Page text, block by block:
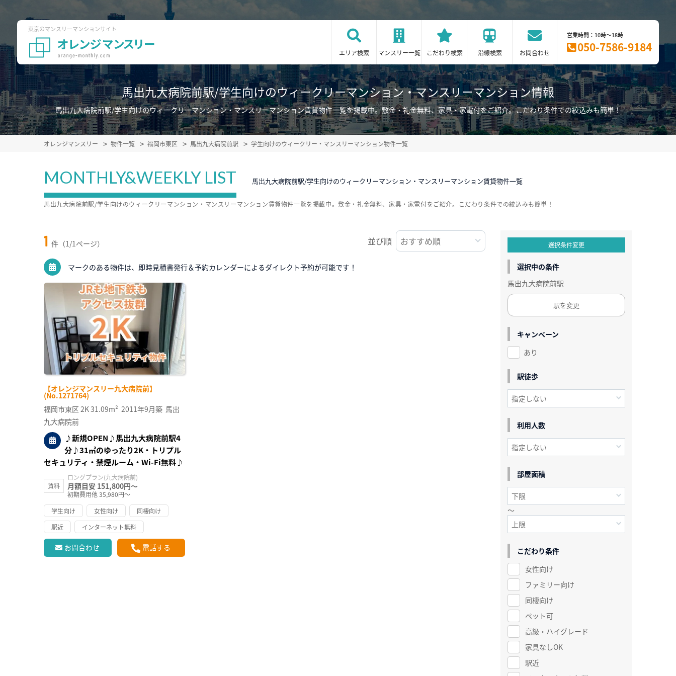
東京のマンスリーマンションサイト
エリア検索 マンスリー一覧 こだわり検索 沿線検索 お問合わせ
営業時間：10時～18時
050-7586-9184
馬出九大病院前駅/学生向けのウィークリーマンション・マンスリーマンション情報
馬出九大病院前駅/学生向けのウィークリーマンション・マンスリーマンション賃貸物件一覧を掲載中。敷金・礼金無料、家具・家電付をご紹介。こだわり条件での絞込みも簡単！
オレンジマンスリー 物件一覧 福岡市東区 馬出九大病院前駅 学生向けのウィークリー・マンスリーマンション物件一覧
MONTHLY&WEEKLY LIST 馬出九大病院前駅/学生向けのウィークリーマンション・マンスリーマンション賃貸物件一覧
1 件（1/1ページ） 並び順
マークのある物件は、即時見積書発行＆予約カレンダーによるダイレクト予約が可能です！
【オレンジマンスリー九大病院前】
(No.1271764)
福岡市東区 2K31.09m² 2011年9月築 馬出
九大病院前
♪新規OPEN♪馬出九大病院前駅4
分♪31㎡のゆったり2K・トリプル
セキュリティ・禁煙ルーム・Wi-Fi無料♪
賃料
ロングプラン(九大病院前)
月額目安 151,800円～
初期費用他 35,980円～
学生向け
女性向け
同棲向け
駅近
インターネット無料
お問合わせ 電話する
馬出九大病院前駅/学生向けのウィークリーマンション・マンスリーマンション賃貸物件一覧を掲載中。敷金・礼金無料、家具・家電付をご紹介。こだわり条件での絞込みも簡単！
選択条件変更
選択中の条件
馬出九大病院前駅
駅を変更
キャンペーン
あり
駅徒歩
利用人数
部屋面積
～
こだわり条件
女性向け
ファミリー向け
同棲向け
ペット可
高級・ハイグレード
家具なしOK
駅近